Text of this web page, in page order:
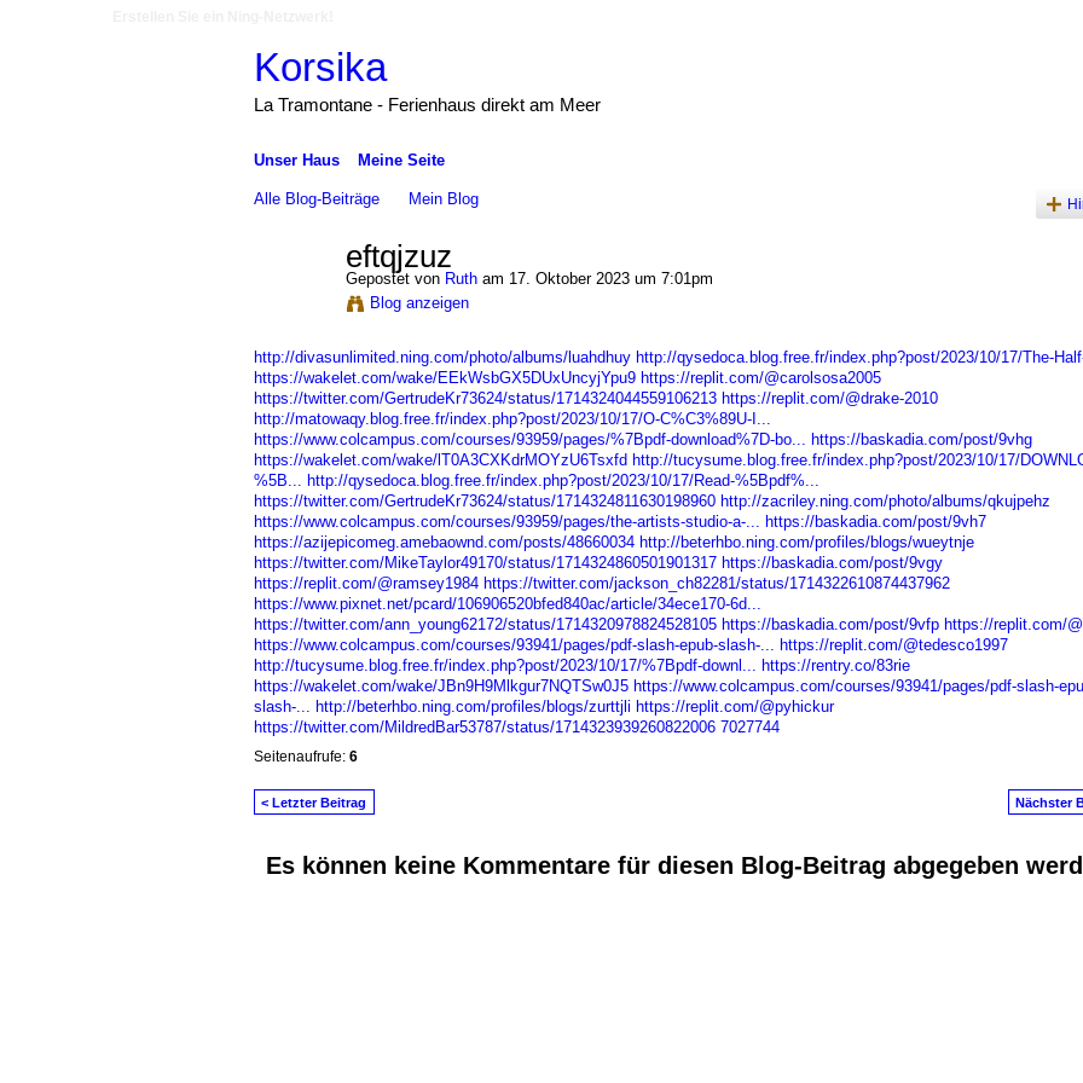
Korsika
La Tramontane - Ferienhaus direkt am Meer
Unser Haus Meine Seite
Alle Blog-Beiträge Mein Blog
eftqjzuz
Gepostet von Rutham 17. Oktober 2023 um 7:01pm
Blog anzeigen
http://divasunlimited.ning.com/photo/albums/luahdhuy http://qysedoca.blog.free.fr/index.php?post/2023/10/17/The-
https://wakelet.com/wake/EEkWsbGX5DUxUncyjYpu9 https://replit.com/@carolsosa2005
https://twitter.com/GertrudeKr73624/status/1714324044559106213 https://replit.com/@drake-2010
http://matowaqy.blog.free.fr/index.php?post/2023/10/17/O-C%C3%89U-I...
https://www.colcampus.com/courses/93959/pages/%7Bpdf-download%7D-bo... https://baskadia.com/post/9vhg
https://wakelet.com/wake/lT0A3CXKdrMOYzU6Tsxfd http://tucysume.blog.free.fr/index.php?post/2023/10/17/
%5B... http://qysedoca.blog.free.fr/index.php?post/2023/10/17/Read-%5Bpdf%...
https://twitter.com/GertrudeKr73624/status/1714324811630198960 http://zacriley.ning.com/photo/albums/qkujpehz
https://www.colcampus.com/courses/93959/pages/the-artists-studio-a-... https://baskadia.com/post/9vh7
https://azijepicomeg.amebaownd.com/posts/48660034 http://beterhbo.ning.com/profiles/blogs/wueytnje
https://twitter.com/MikeTaylor49170/status/1714324860501901317 https://baskadia.com/post/9vgy
https://replit.com/@ramsey1984 https://twitter.com/jackson_ch82281/status/1714322610874437962
https://www.pixnet.net/pcard/106906520bfed840ac/article/34ece170-6d...
https://twitter.com/ann_young62172/status/1714320978824528105 https://baskadia.com/post/9vfp https://replit.com/
https://www.colcampus.com/courses/93941/pages/pdf-slash-epub-slash-... https://replit.com/@tedesco1997
http://tucysume.blog.free.fr/index.php?post/2023/10/17/%7Bpdf-downl... https://rentry.co/83rie
https://wakelet.com/wake/JBn9H9Mlkgur7NQTSw0J5 https://www.colcampus.com/courses/93941/pages/pdf-slash-
slash-... http://beterhbo.ning.com/profiles/blogs/zurttjli https://replit.com/@pyhickur
https://twitter.com/MildredBar53787/status/1714323939260822006 7027744
Seitenaufrufe: 6
< Letzter Beitrag Nächster
Es können keine Kommentare für diesen Blog-Beitrag abgegeben